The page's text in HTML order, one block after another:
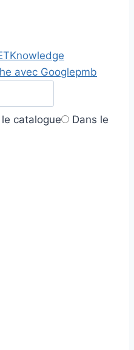
Knowledge
avec Googlepmb
le catalogue
Dans le